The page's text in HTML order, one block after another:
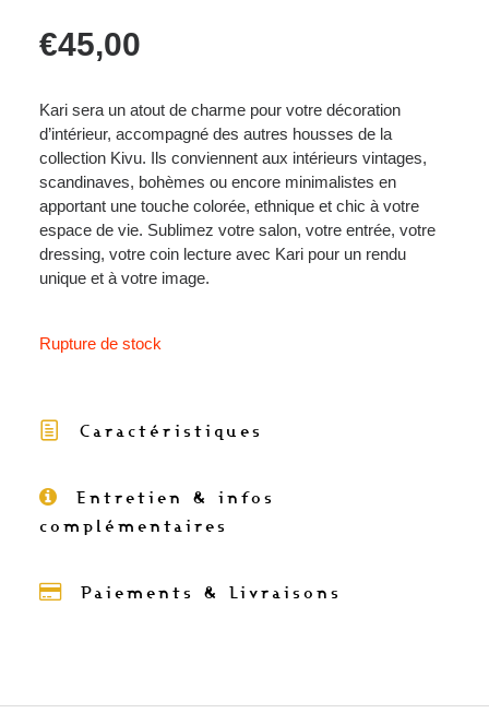
€45,00
Kari sera un atout de charme pour votre décoration
d’intérieur, accompagné des autres housses de la
collection Kivu. Ils conviennent aux intérieurs vintages,
scandinaves, bohèmes ou encore minimalistes en
apportant une touche colorée, ethnique et chic à votre
espace de vie. Sublimez votre salon, votre entrée, votre
dressing, votre coin lecture avec Kari pour un rendu
unique et à votre image.
Rupture de stock
Caractéristiques
Entretien & infos
complémentaires
Paiements & Livraisons